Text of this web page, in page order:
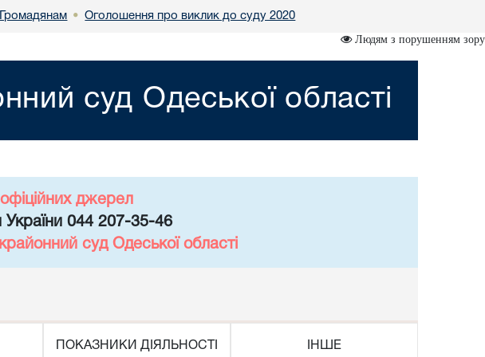
Громадянам • Оголошення про виклик до суду 2020
Людям з порушенням зору
суд Одеської області
джерел
України 044 207-35-46
суд Одеської області
ПОКАЗНИКИ ДІЯЛЬНОСТІ ІНШЕ